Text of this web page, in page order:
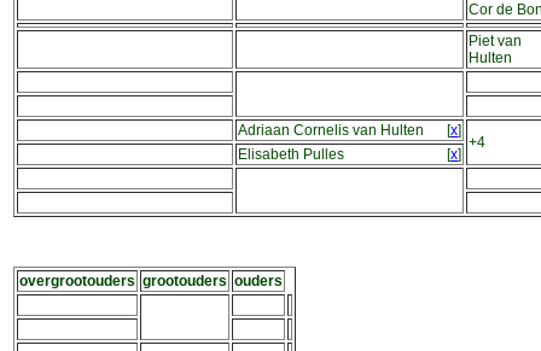
Cor de
Piet van
Hulten
Adriaan Cornelis van Hulten [x]
+4
Elisabeth Pulles [x]
overgrootouders grootouders ouders